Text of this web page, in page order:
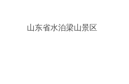
山东省水泊梁山景区